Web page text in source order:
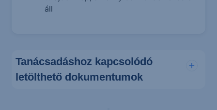
áll
Tanácsadáshoz kapcsolódó
letölthető dokumentumok